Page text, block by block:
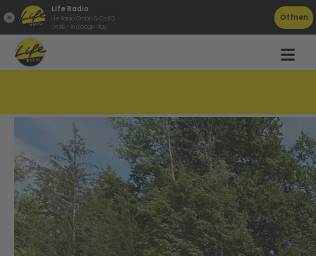
Life Radio
Life Radio GmbH & Co.KG
Gratis - in Google Play
Öffnen